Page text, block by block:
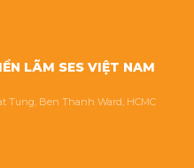
LÃM SES VIỆT NAM
Tung, Ben Thanh Ward, HCMC